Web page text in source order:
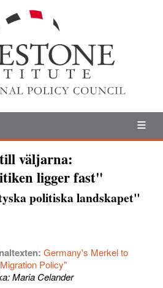
väljarna:
ligger fast"
politiska landskapet"
Germany's Merkel to
Policy"
Maria Celander